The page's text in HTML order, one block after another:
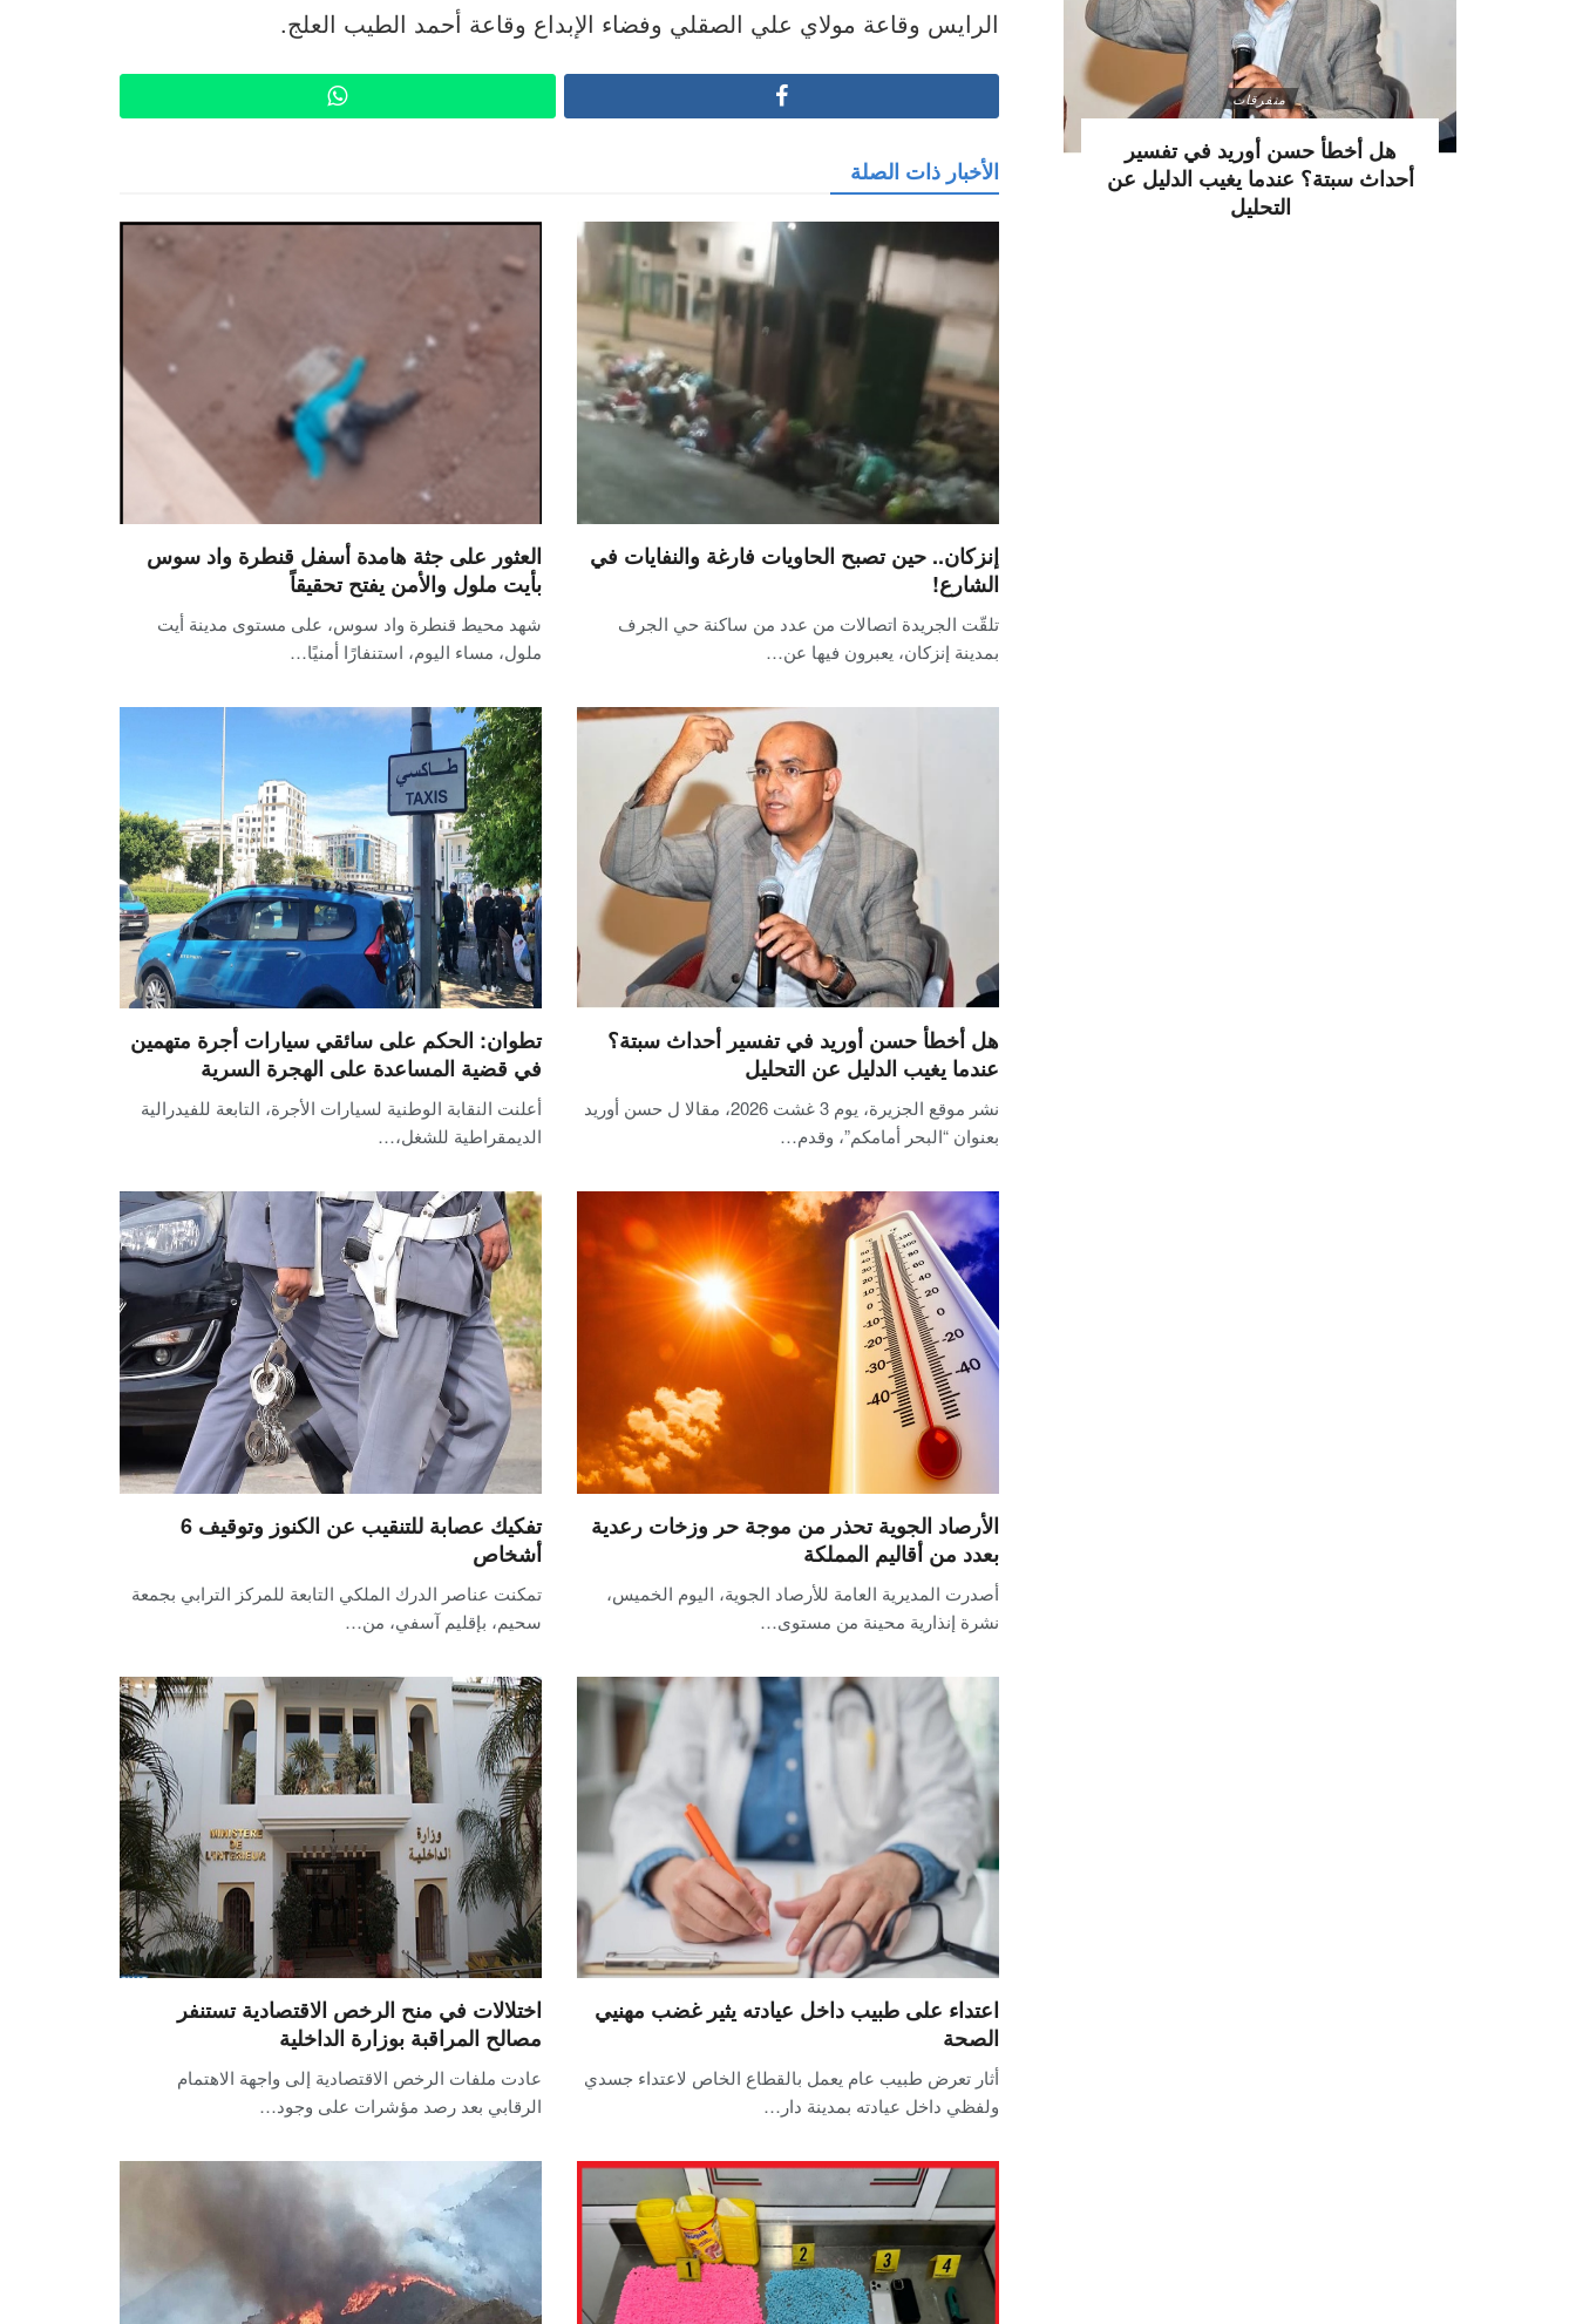
الرايس وقاعة مولاي علي الصقلي وفضاء الإبداع وقاعة أحمد الطيب العلج.
الأخبار ذات الصلة
إنزكان.. حين تصبح الحاويات فارغة والنفايات في
الشارع!
تلقّت الجريدة اتصالات من عدد من ساكنة حي الجرف
بمدينة إنزكان، يعبرون فيها عن…
العثور على جثة هامدة أسفل قنطرة واد سوس
بأيت ملول والأمن يفتح تحقيقاً
شهد محيط قنطرة واد سوس، على مستوى مدينة أيت
ملول، مساء اليوم، استنفارًا أمنيًا…
هل أخطأ حسن أوريد في تفسير أحداث سبتة؟
عندما يغيب الدليل عن التحليل
نشر موقع الجزيرة، يوم 3 غشت 2026، مقالا ل حسن أوريد
بعنوان “البحر أمامكم”، وقدم…
تطوان: الحكم على سائقي سيارات أجرة متهمين
في قضية المساعدة على الهجرة السرية
أعلنت النقابة الوطنية لسيارات الأجرة، التابعة للفيدرالية
الديمقراطية للشغل،…
الأرصاد الجوية تحذر من موجة حر وزخات رعدية
بعدد من أقاليم المملكة
أصدرت المديرية العامة للأرصاد الجوية، اليوم الخميس،
نشرة إنذارية محينة من مستوى…
تفكيك عصابة للتنقيب عن الكنوز وتوقيف 6
أشخاص
تمكنت عناصر الدرك الملكي التابعة للمركز الترابي بجمعة
سحيم، بإقليم آسفي، من…
اعتداء على طبيب داخل عيادته يثير غضب مهنيي
الصحة
أثار تعرض طبيب عام يعمل بالقطاع الخاص لاعتداء جسدي
ولفظي داخل عيادته بمدينة دار…
اختلالات في منح الرخص الاقتصادية تستنفر
مصالح المراقبة بوزارة الداخلية
عادت ملفات الرخص الاقتصادية إلى واجهة الاهتمام
الرقابي بعد رصد مؤشرات على وجود…
متفرقات
هل أخطأ حسن أوريد في تفسير
أحداث سبتة؟ عندما يغيب الدليل عن
التحليل